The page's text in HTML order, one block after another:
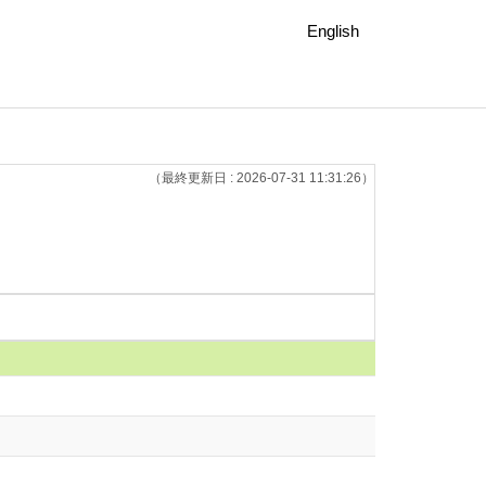
English
（最終更新日 : 2026-07-31 11:31:26）